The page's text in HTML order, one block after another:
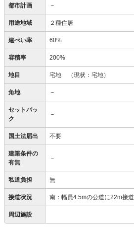
都市計画 －
用途地域 ２種住居
建ぺい率 60%
容積率 200%
地目 宅地 （現状：宅地）
角地 －
セットバッ
ク
－
国土法届出 不要
建築条件の
有無
－
私道負担 無
接道状況 南：幅員4.5mの公道に22m接道
周辺施設